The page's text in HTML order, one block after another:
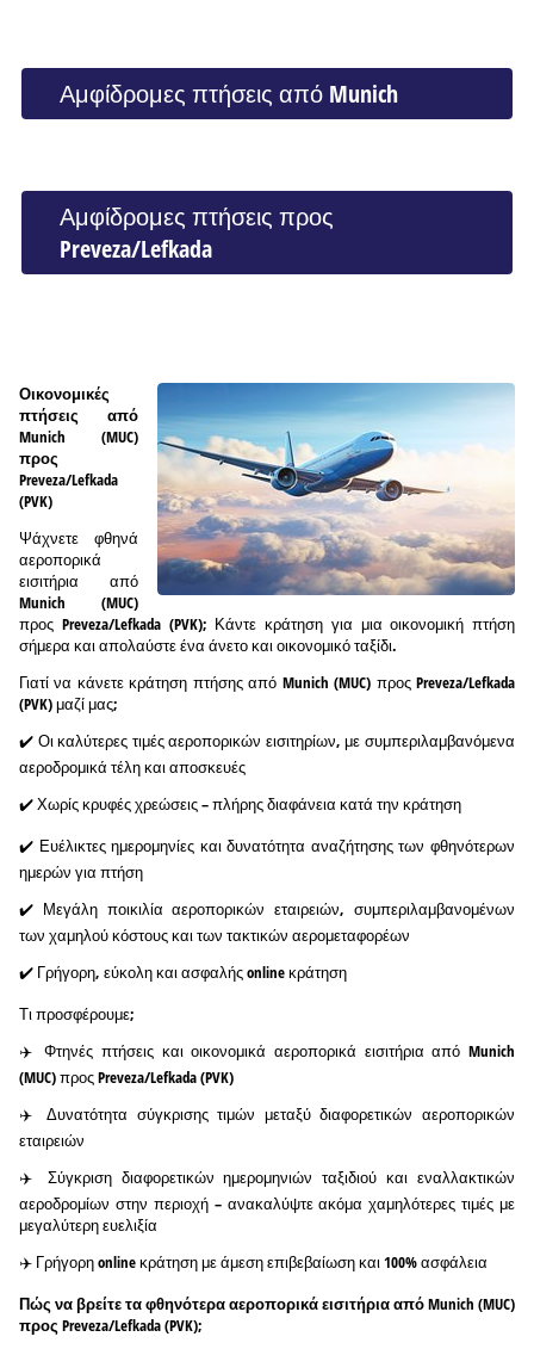
Αμφίδρομες πτήσεις από Munich
Αμφίδρομες πτήσεις προς
Preveza/Lefkada
Οικονομικές
πτήσεις από
Munich (MUC)
προς
Preveza/Lefkada
(PVK)
Ψάχνετε φθηνά
αεροπορικά
εισιτήρια από
Munich (MUC)
προς Preveza/Lefkada (PVK); Κάντε κράτηση για μια οικονομική πτήση
σήμερα και απολαύστε ένα άνετο και οικονομικό ταξίδι.
Γιατί να κάνετε κράτηση πτήσης από Munich (MUC) προς Preveza/Lefkada
(PVK) μαζί μας;
✔️ Οι καλύτερες τιμές αεροπορικών εισιτηρίων, με συμπεριλαμβανόμενα
αεροδρομικά τέλη και αποσκευές
✔️ Χωρίς κρυφές χρεώσεις – πλήρης διαφάνεια κατά την κράτηση
✔️ Ευέλικτες ημερομηνίες και δυνατότητα αναζήτησης των φθηνότερων
ημερών για πτήση
✔️ Μεγάλη ποικιλία αεροπορικών εταιρειών, συμπεριλαμβανομένων
των χαμηλού κόστους και των τακτικών αερομεταφορέων
✔️ Γρήγορη, εύκολη και ασφαλής online κράτηση
Τι προσφέρουμε;
✈️ Φτηνές πτήσεις και οικονομικά αεροπορικά εισιτήρια από Munich
(MUC) προς Preveza/Lefkada (PVK)
✈️ Δυνατότητα σύγκρισης τιμών μεταξύ διαφορετικών αεροπορικών
εταιρειών
✈️ Σύγκριση διαφορετικών ημερομηνιών ταξιδιού και εναλλακτικών
αεροδρομίων στην περιοχή – ανακαλύψτε ακόμα χαμηλότερες τιμές με
μεγαλύτερη ευελιξία
✈️ Γρήγορη online κράτηση με άμεση επιβεβαίωση και 100% ασφάλεια
Πώς να βρείτε τα φθηνότερα αεροπορικά εισιτήρια από Munich (MUC)
προς Preveza/Lefkada (PVK);